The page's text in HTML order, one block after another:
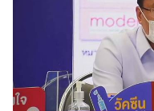
ท่อง
เที่ยว